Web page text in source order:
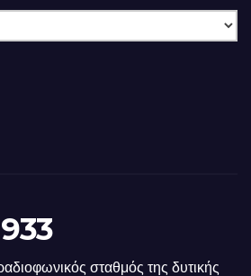
σταθμός της δυτικής